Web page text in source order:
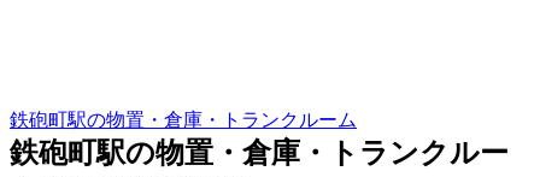
鉄砲町駅の物置・倉庫・トランクルーム
鉄砲町駅の物置・倉庫・トランクルー